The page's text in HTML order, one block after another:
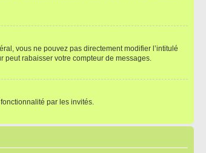
vous ne pouvez pas directement modifier l’intitulé
peut rabaisser votre compteur de messages.
par les invités.